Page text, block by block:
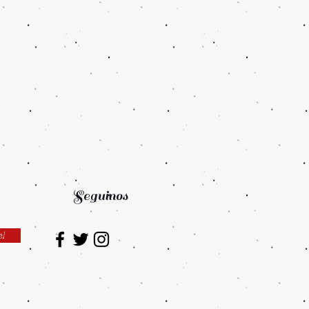
Seguinos